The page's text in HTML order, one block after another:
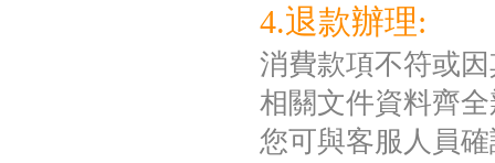
4.退款辦理:
消費款項不符或
相關文件資料齊
您可與客服人員